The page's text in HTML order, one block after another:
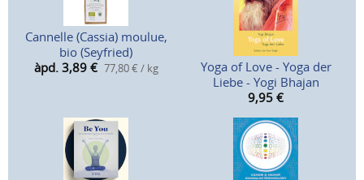
Cannelle (Cassia) moulue,
bio (Seyfried)
àpd. 3,89 € 77,80 € / kg
Yoga of Love - Yoga der
Liebe - Yogi Bhajan
9,95 €